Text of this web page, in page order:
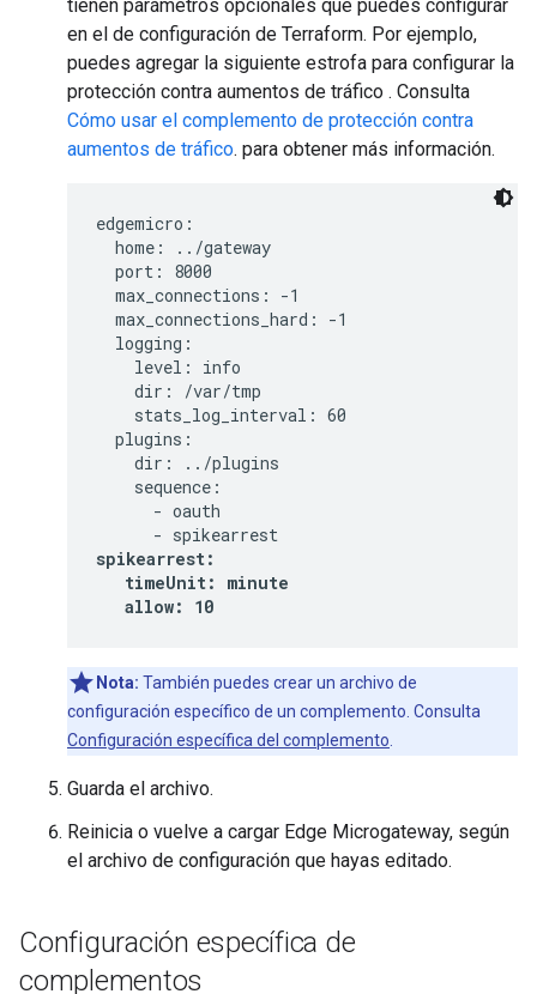
tienen parámetros opcionales que puedes configurar
en el de configuración de Terraform. Por ejemplo,
puedes agregar la siguiente estrofa para configurar la
protección contra aumentos de tráfico . Consulta
Cómo usar el complemento de protección contra
aumentos de tráfico. para obtener más información.
edgemicro:
  home: ../gateway
  port: 8000
  max_connections: -1
  max_connections_hard: -1
  logging:
    level: info
    dir: /var/tmp
    stats_log_interval: 60
  plugins:
    dir: ../plugins
    sequence:
      - oauth
spikearrest:
   timeUnit: minute
   allow: 10
Nota: También puedes crear un archivo de
configuración específico de un complemento. Consulta
Configuración específica del complemento
Guarda el archivo.
Reinicia o vuelve a cargar Edge Microgateway, según
el archivo de configuración que hayas editado.
Configuración específica de
complementos